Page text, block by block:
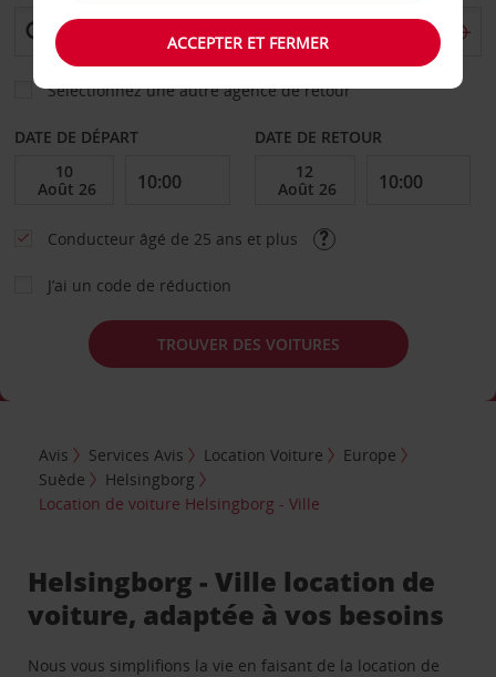
Sélectionnez une autre agence de retour
DATE DE DÉPART DATE DE RETOUR
Conducteur âgé de 25 ans et plus
J’ai un code de réduction
TROUVER DES VOITURES
Avis Services Avis Location Voiture
Europe
Suède
Helsingborg
Location de voiture Helsingborg - Ville
Helsingborg - Ville location de
voiture, adaptée à vos besoins
Nous vous simplifions la vie en faisant de la location de
ACCEPTER ET FERMER